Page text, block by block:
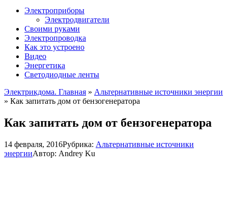
Электроприборы
Электродвигатели
Своими руками
Электропроводка
Как это устроено
Видео
Энергетика
Светодиодные ленты
Электрикдома. Главная » Альтернативные источники энергии
» Как запитать дом от бензогенератора
Как запитать дом от бензогенератора
14 февраля, 2016Рубрика: Альтернативные источники
энергииАвтор: Andrey Ku